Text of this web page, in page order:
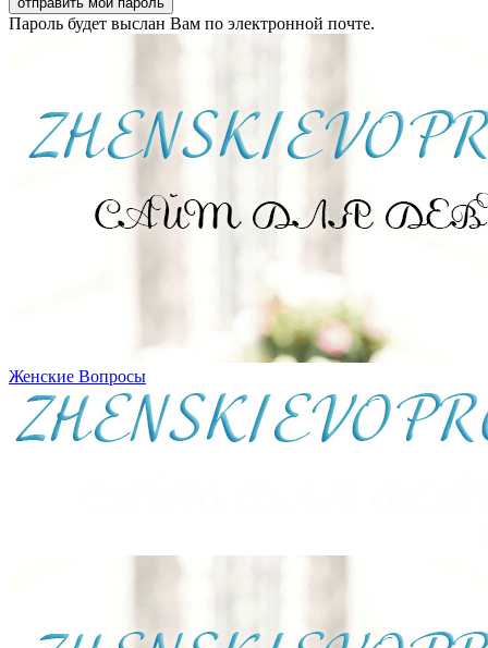
Пароль будет выслан Вам по электронной почте.
Женские Вопросы